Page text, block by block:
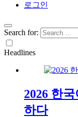
로그인
Search for:
Headlines
2026 한
하다